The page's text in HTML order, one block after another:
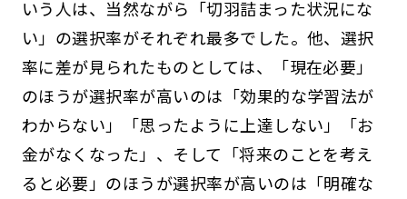
いう人は、当然ながら「切羽詰まった状況にな
い」の選択率がそれぞれ最多でした。他、選択
率に差が見られたものとしては、「現在必要」
のほうが選択率が高いのは「効果的な学習法が
わからない」「思ったように上達しない」「お
金がなくなった」、そして「将来のことを考え
ると必要」のほうが選択率が高いのは「明確な